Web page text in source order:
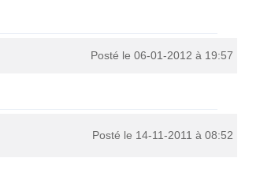
Posté le 06-01-2012 à 19:57
Posté le 14-11-2011 à 08:52